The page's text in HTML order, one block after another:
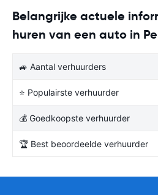
Belangrijke actuele
huren van een auto in
🚙 Aantal verhuurders
⭐ Populairste verhuurder
💰 Goedkoopste verhuurder
🏆 Best beoordeelde verhuurder